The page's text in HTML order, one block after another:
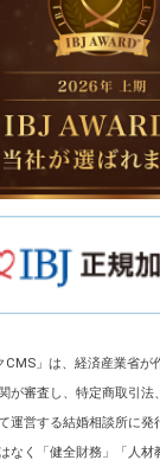
CMS」は、経済産業省が
が審査し、特定商取引法
運営する結婚相談所に発
なく「健全財務」「人材